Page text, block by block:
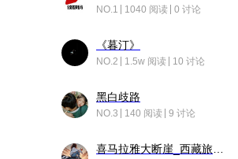
NO.1 1040 阅读 0 讨论
《暮汀》
NO.2 1.5w 阅读 10 讨论
黑白歧路
NO.3 140 阅读 9 讨论